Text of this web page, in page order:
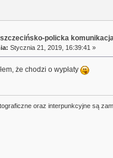
policka
Stycznia 21, 2019, 16:39:41 »
że chodzi o wypłaty
oraz interpunkcyjne są